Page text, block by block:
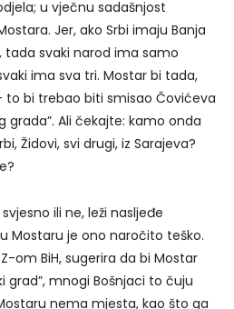
u vječnu sadašnjost
Jer, ako Srbi imaju Banja
tada svaki narod ima samo
ima sva tri. Mostar bi tada,
to bi trebao biti smisao Čovićeva
grada”. Ali čekajte: kamo onda
Židovi, svi drugi, iz Sarajeva?
ili ne, leži nasljeđe
Mostaru je ono naročito teško.
om BiH, sugerira da bi Mostar
grad”, mnogi Bošnjaci to čuju
nema mjesta, kao što ga